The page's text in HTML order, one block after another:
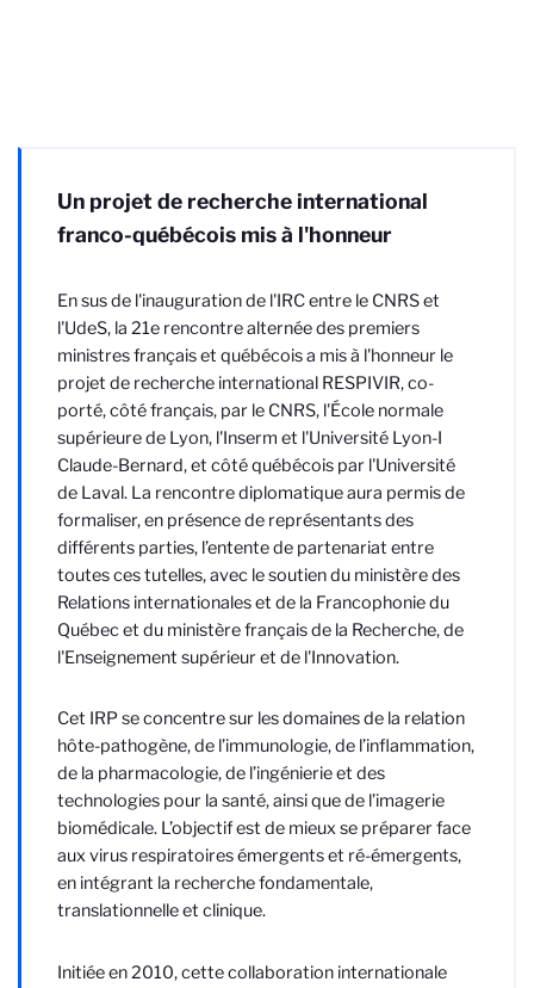
Un projet de recherche international
franco-québécois mis à l'honneur
En sus de l'inauguration de l'IRC entre le CNRS et
l'UdeS, la 21e rencontre alternée des premiers
ministres français et québécois a mis à l'honneur le
projet de recherche international RESPIVIR, co-
porté, côté français, par le CNRS, l'École normale
supérieure de Lyon, l'Inserm et l'Université Lyon-I
Claude-Bernard, et côté québécois par l'Université
de Laval. La rencontre diplomatique aura permis de
formaliser, en présence de représentants des
différents parties, l’entente de partenariat entre
toutes ces tutelles, avec le soutien du ministère des
Relations internationales et de la Francophonie du
Québec et du ministère français de la Recherche, de
l'Enseignement supérieur et de l'Innovation.
Cet IRPse concentre sur les domaines de la relation
hôte-pathogène, de l’immunologie, de l’inflammation,
de la pharmacologie, de l’ingénierie et des
technologies pour la santé, ainsi que de l’imagerie
biomédicale. L’objectif est de mieux se préparer face
aux virus respiratoires émergents et ré-émergents,
en intégrant la recherche fondamentale,
translationnelle et clinique.
Initiée en 2010, cette collaboration internationale